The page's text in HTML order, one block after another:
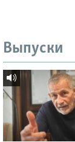
Выпуски